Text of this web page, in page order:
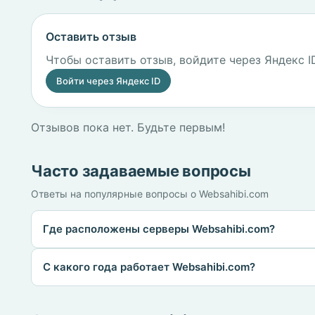
Оставить отзыв
Чтобы оставить отзыв, войдите через Яндекс
Войти через Яндекс ID
Отзывов пока нет. Будьте первым!
Часто задаваемые вопросы
Ответы на популярные вопросы о Websahibi.com
Где расположены серверы Websahibi.com?
С какого года работает Websahibi.com?